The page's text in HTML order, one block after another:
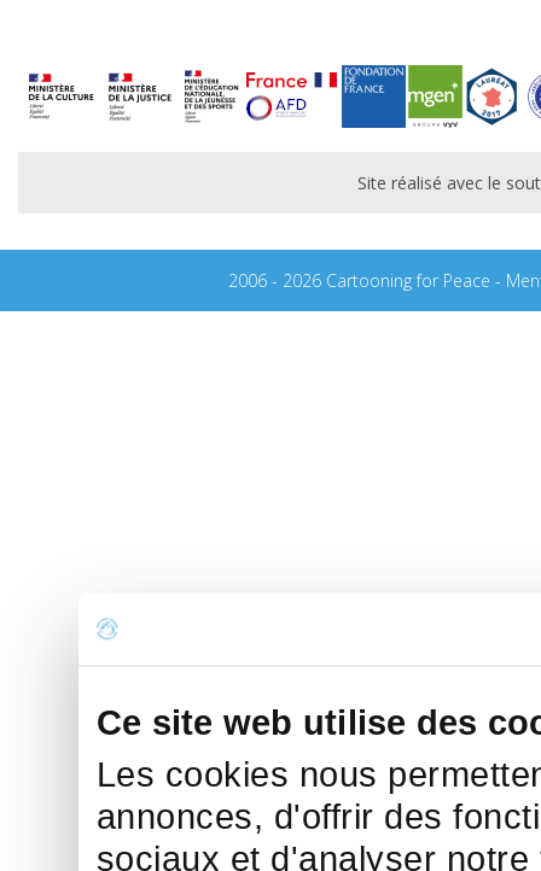
Ce site web utilise des
Les cookies nous
annonces, d'offrir des
sociaux et d'analyser
Site réalisé avec le
2006 - 2026 Cartooning for Peace -